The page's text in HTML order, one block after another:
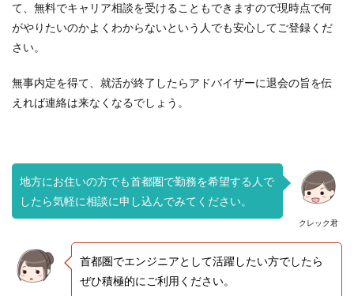
て、無料でキャリア相談を受けることもできますので現時点で何
がやりたいのかよくわからないという人でも安心してご登録くだ
さい。
無事内定を得て、就活が終了したらアドバイザーに退会の旨を伝
えれば連絡は来なくなるでしょう。
クレック君
地方にお住いの方でも首都圏で勤務を希望する人で
したら気軽に相談に申し込んでみてください。
首都圏でエンジニアとして活躍したい方でしたら
ぜひ積極的にご利用ください。